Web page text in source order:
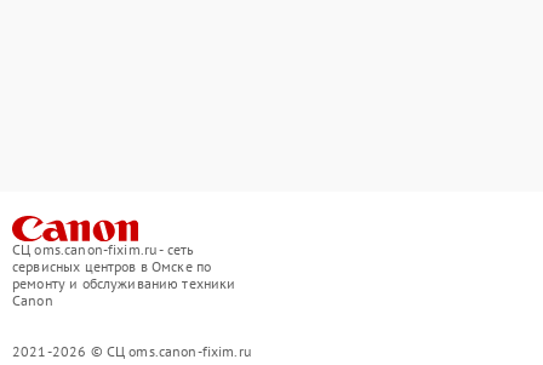
СЦ oms.canon-fixim.ru - сеть
сервисных центров в Омске по
ремонту и обслуживанию техники
Canon
2021-2026 © СЦ oms.canon-fixim.ru